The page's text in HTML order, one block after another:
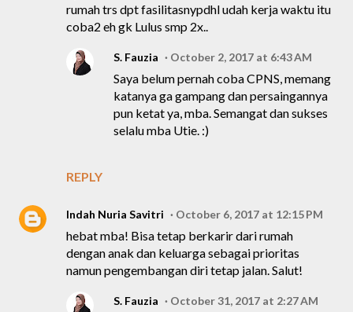
rumah trs dpt fasilitasnypdhl udah kerja waktu itu
coba2 eh gk Lulus smp 2x..
REPLY
S. Fauzia October 2, 2017 at 6:43 AM
Saya belum pernah coba CPNS, memang
katanya ga gampang dan persaingannya
pun ketat ya, mba. Semangat dan sukses
selalu mba Utie. :)
Indah Nuria Savitri October 6, 2017 at 12:15 PM
hebat mba! Bisa tetap berkarir dari rumah
dengan anak dan keluarga sebagai prioritas
namun pengembangan diri tetap jalan. Salut!
S. Fauzia October 31, 2017 at 2:27 AM